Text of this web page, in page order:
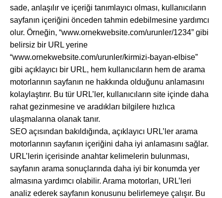
sade, anlaşılır ve içeriği tanımlayıcı olması, kullanıcıların
sayfanın içeriğini önceden tahmin edebilmesine yardımcı
olur. Örneğin, “www.ornekwebsite.com/urunler/1234” gibi
belirsiz bir URL yerine
“www.ornekwebsite.com/urunler/kirmizi-bayan-elbise”
gibi açıklayıcı bir URL, hem kullanıcıların hem de arama
motorlarının sayfanın ne hakkında olduğunu anlamasını
kolaylaştırır. Bu tür URL’ler, kullanıcıların site içinde daha
rahat gezinmesine ve aradıkları bilgilere hızlıca
ulaşmalarına olanak tanır.
SEO açısından bakıldığında, açıklayıcı URL’ler arama
motorlarının sayfanın içeriğini daha iyi anlamasını sağlar.
URL’lerin içerisinde anahtar kelimelerin bulunması,
sayfanın arama sonuçlarında daha iyi bir konumda yer
almasına yardımcı olabilir. Arama motorları, URL’leri
analiz ederek sayfanın konusunu belirlemeye çalışır. Bu